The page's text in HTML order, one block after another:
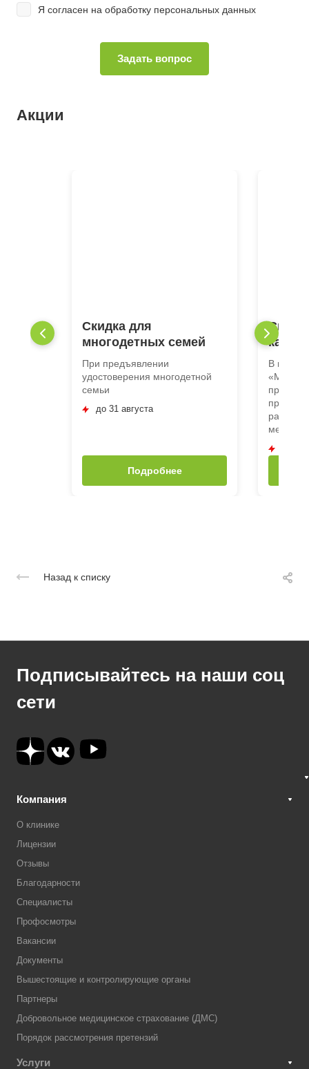
Я согласен на обработку персональных данных
Акции
Скидка для
многодетных семей
При предъявлении
удостоверения многодетной
семьи
до 31 августа
Подробнее
В
размере
Назад к списку
Подписывайтесь на наши соц
сети
Компания
О клинике
Лицензии
Отзывы
Благодарности
Специалисты
Профосмотры
Вакансии
Документы
Вышестоящие и контролирующие органы
Партнеры
Добровольное медицинское страхование (ДМС)
Порядок рассмотрения претензий
Услуги